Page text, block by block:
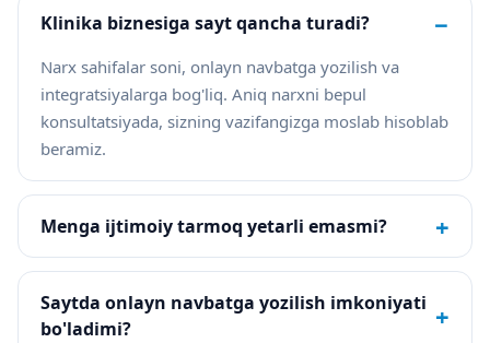
Klinika biznesiga sayt qancha turadi? −
Narx sahifalar soni, onlayn navbatga yozilish va
integratsiyalarga bog'liq. Aniq narxni bepul
konsultatsiyada, sizning vazifangizga moslab hisoblab
beramiz.
Menga ijtimoiy tarmoq yetarli emasmi? +
Saytda onlayn navbatga yozilish imkoniyati
bo'ladimi?
+